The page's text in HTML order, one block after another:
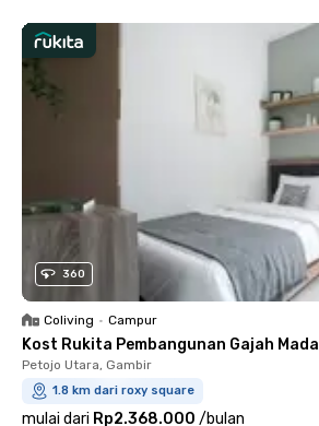
360
Coliving • Campur
Kost Rukita Pembangunan Gajah Mada
Petojo Utara, Gambir
1.8 km dari roxy square
mulai dari Rp2.368.000 /bulan